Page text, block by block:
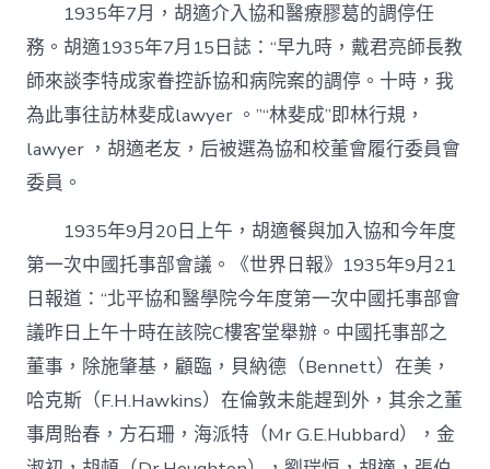
1935年7月，胡適介入協和醫療膠葛的調停任
務。胡適1935年7月15日誌：“早九時，戴君亮師長教
師來談李特成家眷控訴協和病院案的調停。十時，我
為此事往訪林斐成lawyer 。”“林斐成”即林行規，
lawyer ，胡適老友，后被選為協和校董會履行委員會
委員。
1935年9月20日上午，胡適餐與加入協和今年度
第一次中國托事部會議。《世界日報》1935年9月21
日報道：“北平協和醫學院今年度第一次中國托事部會
議昨日上午十時在該院C樓客堂舉辦。中國托事部之
董事，除施肇基，顧臨，貝納德（Bennett）在美，
哈克斯（F.H.Hawkins）在倫敦未能趕到外，其余之董
事周貽春，方石珊，海派特（Mr G.E.Hubbard），金